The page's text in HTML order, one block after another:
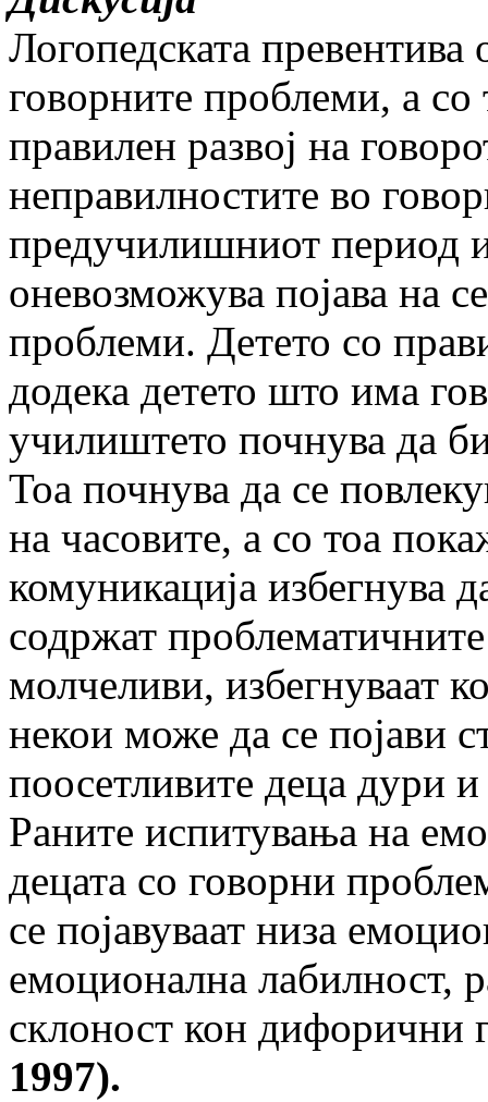
Логопедската превентива
говорните проблеми, а
правилен развој на
неправилностите во
предучилишниот период
оневозможува појава на
проблеми. Детето со
додека детето што има
училиштето почнува да
Тоа почнува да се
на часовите, а со тоа
комуникација избегнува
содржат
молчеливи, избегнуваат
некои може да се појави
поосетливите деца дури
Раните испитувања на
децата со говорни
се појавуваат низа
емоционална лабилност,
склоност кон дифорични
1997).